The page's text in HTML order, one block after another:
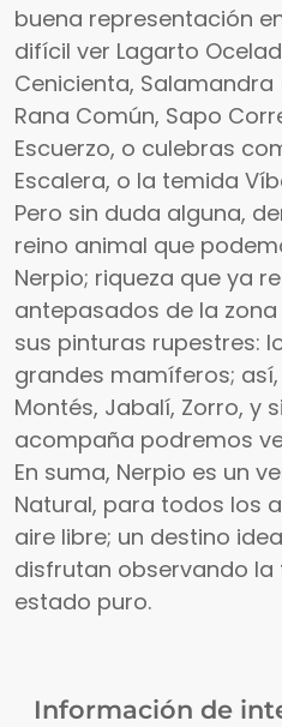
buena representación
difícil ver Lagarto
Cenicienta,
Rana Común, Sapo
Escuerzo, o culebras
Escalera, o la temida
Pero sin duda alguna,
reino animal que
Nerpio; riqueza que ya
antepasados de la
sus pinturas rupestres:
grandes mamíferos;
Montés, Jabalí, Zorro, y
acompaña podremos
En suma, Nerpio es un
Natural, para todos los
aire libre; un destino
disfrutan observando la
estado puro.
Información de